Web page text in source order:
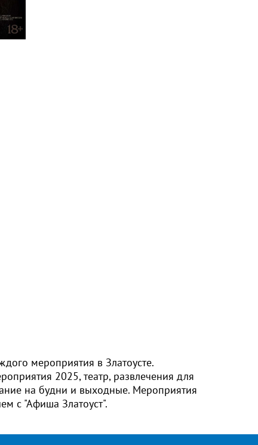
мероприятия в Златоусте.
2025, театр, развлечения для
на будни и выходные. Мероприятия
с "Афиша Златоуст".